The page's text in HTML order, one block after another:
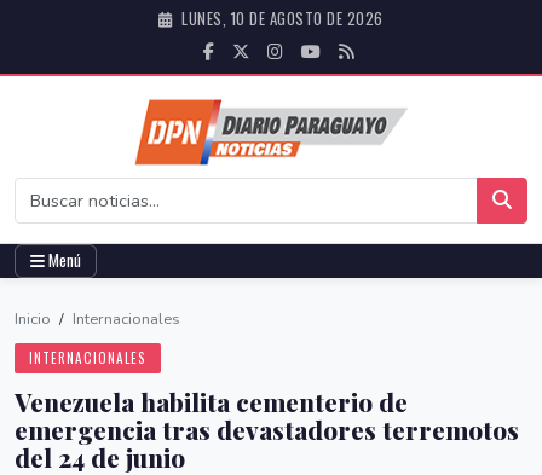
LUNES, 10 DE AGOSTO DE 2026
Menú
Inicio / Internacionales
INTERNACIONALES
Venezuela habilita cementerio de
emergencia tras devastadores terremotos
del 24 de junio